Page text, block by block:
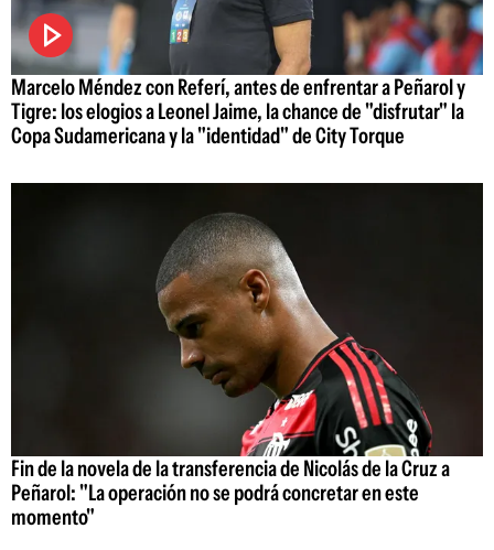
Marcelo Méndez con Referí, antes de enfrentar a Peñarol y
Tigre: los elogios a Leonel Jaime, la chance de "disfrutar" la
Copa Sudamericana y la "identidad" de City Torque
Fin de la novela de la transferencia de Nicolás de la Cruz a
Peñarol: "La operación no se podrá concretar en este
momento"